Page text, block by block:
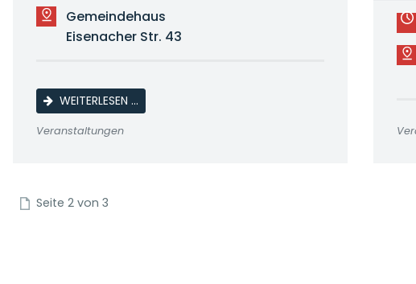
Gemeindehaus
Eisenacher Str. 43
WEITERLESEN …MUTTER-KIND-KREIS
Veranstaltungen
Seite 2 von 3